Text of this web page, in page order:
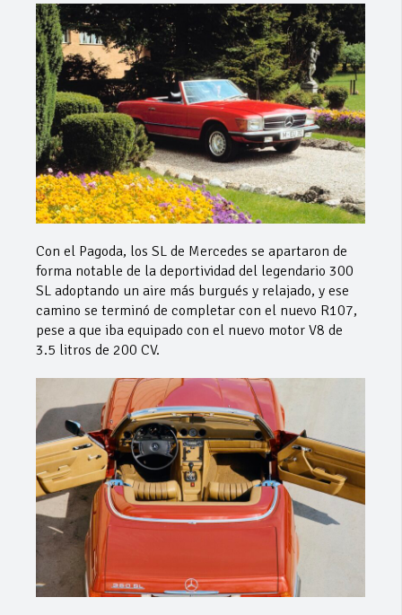
Con el Pagoda, los SL de Mercedes se apartaron de
forma notable de la deportividad del legendario 300
SL adoptando un aire más burgués y relajado, y ese
camino se terminó de completar con el nuevo R107,
pese a que iba equipado con el nuevo motor V8 de
3.5 litros de 200 CV.